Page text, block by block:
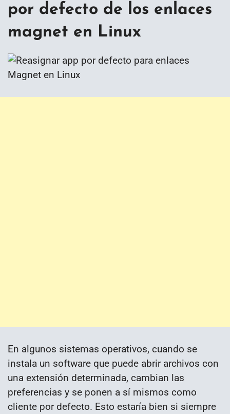
por defecto de los enlaces
magnet en Linux
En algunos sistemas operativos, cuando se
instala un software que puede abrir archivos con
una extensión determinada, cambian las
preferencias y se ponen a sí mismos como
cliente por defecto. Esto estaría bien si siempre